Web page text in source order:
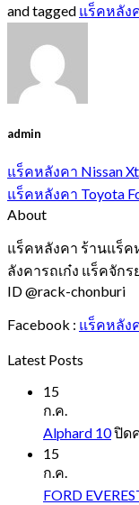
and tagged แร็คหลัง
admin
แร็คหลังคา Nissan
แร็คหลังคา Toyota
About
แร็คหลังคา ร้านแร็
ลังคารถเก๋ง แร็คจัก
ID @rack-chonburi
Facebook : แร็คหลัง
Latest Posts
15
ก.ค.
Alphard 10ปิด
15
ก.ค.
FORD